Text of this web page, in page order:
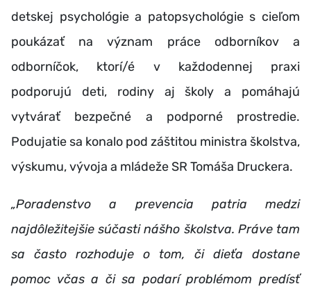
detskej psychológie a patopsychológie s cieľom
poukázať na význam práce odborníkov a
odborníčok, ktorí/é v každodennej praxi
podporujú deti, rodiny aj školy a pomáhajú
vytvárať bezpečné a podporné prostredie.
Podujatie sa konalo pod záštitou ministra školstva,
výskumu, vývoja a mládeže SR Tomáša Druckera.
„Poradenstvo a prevencia patria medzi
najdôležitejšie súčasti nášho školstva. Práve tam
sa často rozhoduje o tom, či dieťa dostane
pomoc včas a či sa podarí problémom predísť